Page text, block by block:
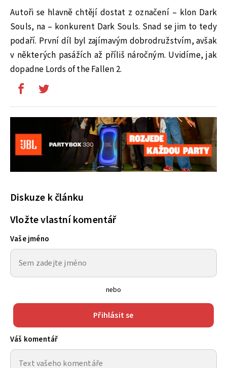
Autoři se hlavně chtějí dostat z označení – klon Dark
Souls, na – konkurent Dark Souls. Snad se jim to tedy
podaří. První díl byl zajímavým dobrodružstvím, avšak
v některých pasážích až příliš náročným. Uvidíme, jak
dopadne Lords of the Fallen 2.
Diskuze k článku
Vložte vlastní komentář
Vaše jméno
nebo
Přihlásit se
Váš komentář